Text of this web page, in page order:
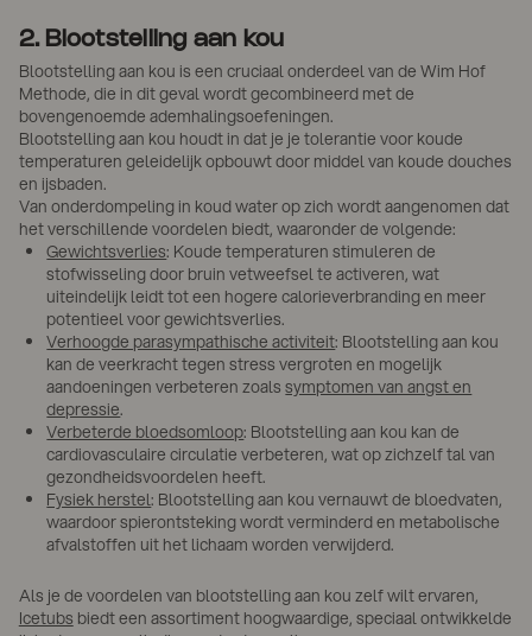
2. Blootstelling aan kou
Blootstelling aan kou is een cruciaal onderdeel van de Wim Hof
Methode, die in dit geval wordt gecombineerd met de
bovengenoemde ademhalingsoefeningen.
Blootstelling aan kou houdt in dat je je tolerantie voor koude
temperaturen geleidelijk opbouwt door middel van koude douches
en ijsbaden.
Van onderdompeling in koud water op zich wordt aangenomen dat
het verschillende voordelen biedt, waaronder de volgende:
Gewichtsverlies: Koude temperaturen stimuleren de
stofwisseling door bruin vetweefsel te activeren, wat
uiteindelijk leidt tot een hogere calorieverbranding en meer
potentieel voor gewichtsverlies.
Verhoogde parasympathische activiteit: Blootstelling aan kou
kan de veerkracht tegen stress vergroten en mogelijk
aandoeningen verbeteren zoalssymptomen van angst en
depressie.
Verbeterde bloedsomloop: Blootstelling aan kou kan de
cardiovasculaire circulatie verbeteren, wat op zichzelf tal van
gezondheidsvoordelen heeft.
Fysiek herstel: Blootstelling aan kou vernauwt de bloedvaten,
waardoor spierontsteking wordt verminderd en metabolische
afvalstoffen uit het lichaam worden verwijderd.
Als je de voordelen van blootstelling aan kou zelf wilt ervaren,
Icetubs biedt een assortiment hoogwaardige, speciaal ontwikkelde